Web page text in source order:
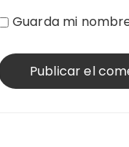
Guarda mi